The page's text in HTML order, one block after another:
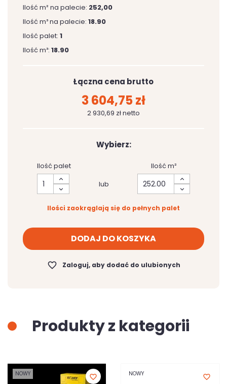
Ilość m² na palecie: 252,00
Ilość m³ na palecie: 18.90
Ilość palet: 1
Ilość m³: 18.90
Łączna cena brutto
3 604,75 zł
2 930,69 zł netto
Wybierz:
Ilość palet
lub
Ilość m²
Ilości zaokrąglają się do pełnych palet
DODAJ DO KOSZYKA
favorite_border Zaloguj, aby dodać do ulubionych
Produkty z kategorii
NOWY favorite_border NOWY favorite_border